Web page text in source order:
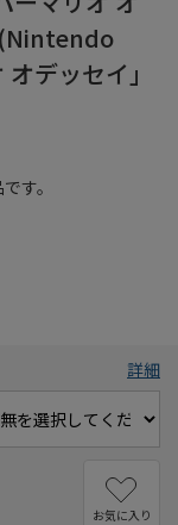
す。
(Nintendo
デッセイ」
詳細
お気に入り